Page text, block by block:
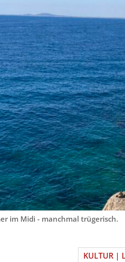
im Midi - manchmal trügerisch.
KULTUR |